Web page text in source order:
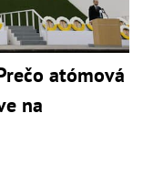
atómová
na